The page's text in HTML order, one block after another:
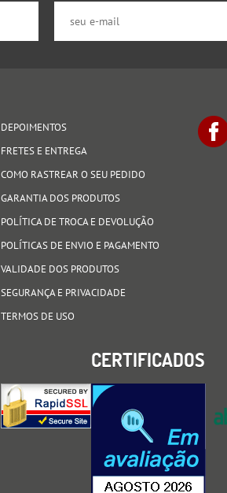
DEPOIMENTOS
FRETES E ENTREGA
COMO RASTREAR O SEU PEDIDO
GARANTIA DOS PRODUTOS
POLÍTICA DE TROCA E DEVOLUÇÃO
POLÍTICAS DE ENVIO E PAGAMENTO
VALIDADE DOS PRODUTOS
SEGURANÇA E PRIVACIDADE
TERMOS DE USO
CERTIFICADOS